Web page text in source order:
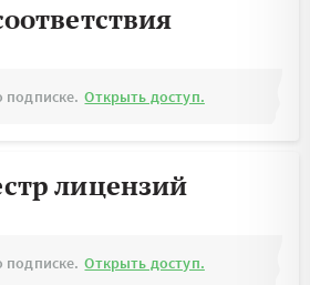
подписке. Открыть доступ.
лицензий
подписке. Открыть доступ.